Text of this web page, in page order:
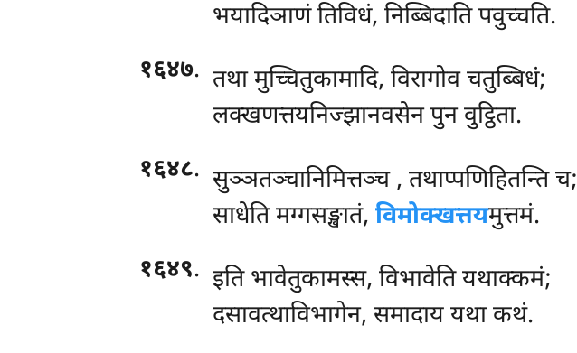
भयादिञाणं तिविधं, निब्बिदाति पवुच्चति.
१६४७. तथा मुच्चितुकामादि, विरागोव चतुब्बिधं;
लक्खणत्तयनिज्झानवसेन पुन वुट्ठिता.
१६४८. सुञ्ञतञ्चानिमित्तञ्च , तथाप्पणिहितन्ति च;
साधेति मग्गसङ्खातं, विमोक्खत्तयमुत्तमं.
१६४९. इति भावेतुकामस्स, विभावेति यथाक्कमं;
दसावत्थाविभागेन, समादाय यथा कथं.